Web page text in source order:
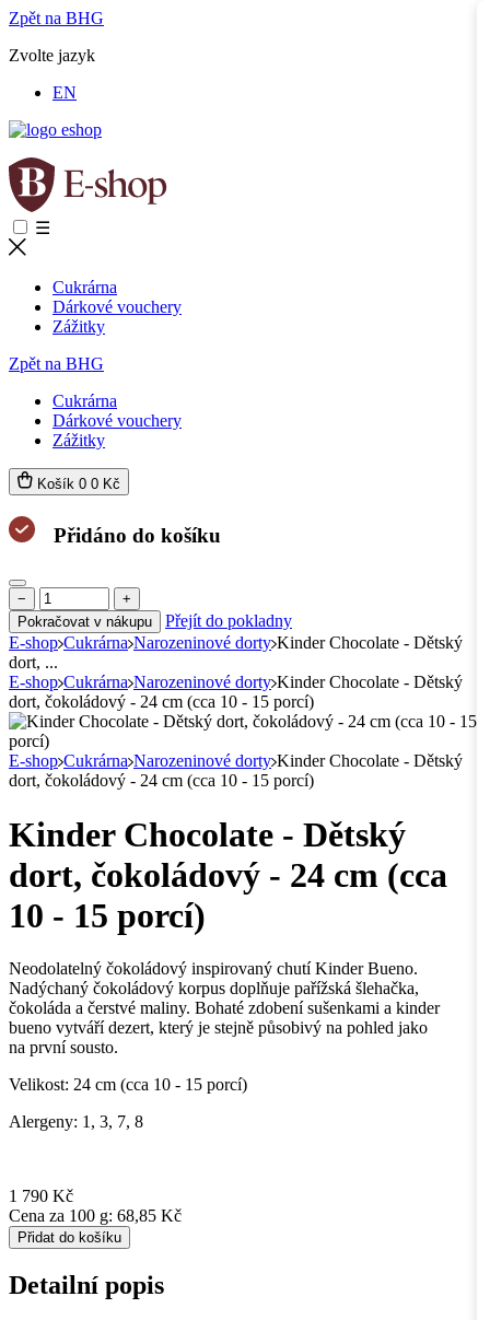
Zpět na BHG
Zvolte jazyk
EN
☰
Cukrárna
Dárkové vouchery
Zážitky
Zpět na BHG
Cukrárna
Dárkové vouchery
Zážitky
Košík 0 0 Kč
Přidáno do košíku
−
+
Pokračovat v nákupu
Přejít do pokladny
E-shop Cukrárna Narozeninové dorty Kinder Chocolate - Dětský
dort, ...
E-shop Cukrárna Narozeninové dorty Kinder Chocolate - Dětský
dort, čokoládový - 24 cm (cca 10 - 15 porcí)
E-shop Cukrárna Narozeninové dorty Kinder Chocolate - Dětský
dort, čokoládový - 24 cm (cca 10 - 15 porcí)
Kinder Chocolate - Dětský
dort, čokoládový - 24 cm (cca
10 - 15 porcí)
Neodolatelný čokoládový inspirovaný chutí Kinder Bueno.
Nadýchaný čokoládový korpus doplňuje pařížská šlehačka,
čokoláda a čerstvé maliny. Bohaté zdobení sušenkami a kinder
bueno vytváří dezert, který je stejně působivý na pohled jako
na první sousto.
Velikost: 24 cm (cca 10 - 15 porcí)
Alergeny: 1, 3, 7, 8
1 790 Kč
Cena za 100 g: 68,85 Kč
Přidat do košíku
Detailní popis